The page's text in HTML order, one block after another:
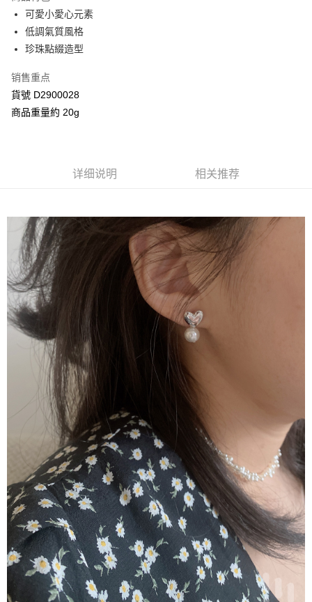
合作金库商业银行
华南商业银行
上海商业储蓄银行
国泰世华商业银行
汇丰（台湾）商业银行
联邦商业银行
元大商业银行
玉山商业银行
超商取货付款
LINE Pay
街口支付
Google Pay
一、關於 AFTEE先享後付
1. 於付款方式選擇AFTEE先享後付，將跳出AFTEE先享後付手機驗證視
3. 訂單確認後不需事先繳費，商品會配送至您的指定地址。
4. 下訂完成後，您的手機會收到一封繳費通知簡訊，APP會員則會收到
AFTEE APP推播通知。
5. 收到商品當下無需繳費，確認無誤後，請再利用繳費通知簡訊或AFTEE
APP於四大便利商店‧ATM/網銀等方式進行付款。
請留意繳費期限為 14 天。唯有下載 AFTEE App 成為 AFTEE 會員者方能享
有最長 45 天內付款之服務。
繳費期限，為商家向您請款的時間，再加上使用AFTEE可延長的天數所計算
出。使用AFTEE下訂可以延長您收到商品前的繳費天數，但無法保證一定能
夠在期限內收到商品(例如:預購商品或預計到貨時間較長者)。因此無論收到
商品與否，仍需要請您在AFTEE規定的時間內完成繳費。
二、付款限制
1. 初次使用 AFTEE 時，將依認證結果及本公司審查結果，核予每個人不同
之上限額度
2. 結帳金額須大於NT$30
3. 目前僅支援台灣會員
三、聲明條款
「AFTEE先享後付」(下稱本服務)乃由恩沛科技股份有限公司(下稱 AFTEE )
所提供，並由 AFTEE 向您收取款項。因使用本服務所須提供之個人資料(包
含但不限於訂購人姓名、電話，收件人姓名、電話、收件地址)，將交付予
AFTEE 於本服務必要服務範圍內運用。關於 AFTEE 對於個人資料之蒐集、
處理、利用，詳參 AFTEE 官網之『個人資料蒐集、處理及利用告知聲明』
（ https://aftee.tw/privacypolicy/）。
若款項超過繳費期限，將根據當次的金額加收年利率 16% 的逾期滯納金。
未成年的使用者，請事先徵得法定代理人或監護人之同意方可使用
AFTEE。
全家付款取貨
每笔NT$80，满NT$2,000(含以上)免运费
7-11付款取貨
每笔NT$80，满NT$2,000(含以上)免运费
宅配
每笔NT$80，满NT$2,000(含以上)免运费
離島宅配
每笔NT$150，满NT$2,000(含以上)免运费
順豐港澳宅配/宇迅國際物流
可愛小愛心元素
低調氣質風格
珍珠點綴造型
销售重点
貨號 D2900028
商品重量約 20g
详细说明 相关推荐